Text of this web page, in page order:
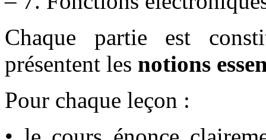
Chaque partie est
présentent les notions
Pour chaque leçon :